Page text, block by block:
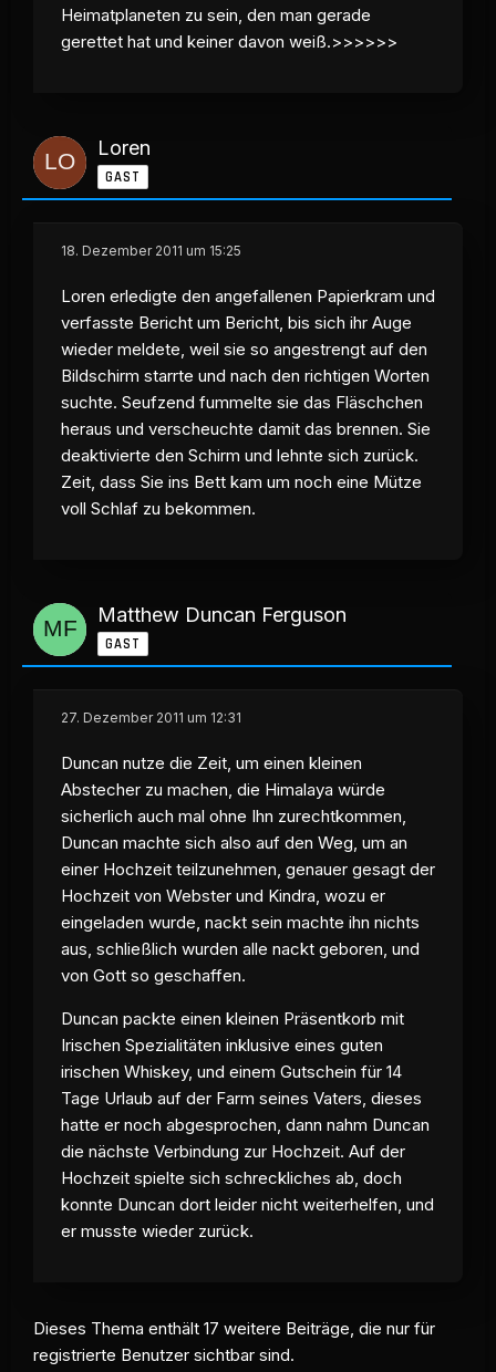
Heimatplaneten zu sein, den man gerade
gerettet hat und keiner davon weiß.>>>>>>
Loren
GAST
18. Dezember 2011 um 15:25
Loren erledigte den angefallenen Papierkram und
verfasste Bericht um Bericht, bis sich ihr Auge
wieder meldete, weil sie so angestrengt auf den
Bildschirm starrte und nach den richtigen Worten
suchte. Seufzend fummelte sie das Fläschchen
heraus und verscheuchte damit das brennen. Sie
deaktivierte den Schirm und lehnte sich zurück.
Zeit, dass Sie ins Bett kam um noch eine Mütze
voll Schlaf zu bekommen.
Matthew Duncan Ferguson
GAST
27. Dezember 2011 um 12:31
Duncan nutze die Zeit, um einen kleinen
Abstecher zu machen, die Himalaya würde
sicherlich auch mal ohne Ihn zurechtkommen,
Duncan machte sich also auf den Weg, um an
einer Hochzeit teilzunehmen, genauer gesagt der
Hochzeit von Webster und Kindra, wozu er
eingeladen wurde, nackt sein machte ihn nichts
aus, schließlich wurden alle nackt geboren, und
von Gott so geschaffen.
Duncan packte einen kleinen Präsentkorb mit
Irischen Spezialitäten inklusive eines guten
irischen Whiskey, und einem Gutschein für 14
Tage Urlaub auf der Farm seines Vaters, dieses
hatte er noch abgesprochen, dann nahm Duncan
die nächste Verbindung zur Hochzeit. Auf der
Hochzeit spielte sich schreckliches ab, doch
konnte Duncan dort leider nicht weiterhelfen, und
er musste wieder zurück.
Dieses Thema enthält 17 weitere Beiträge, die nur für
registrierte Benutzer sichtbar sind.